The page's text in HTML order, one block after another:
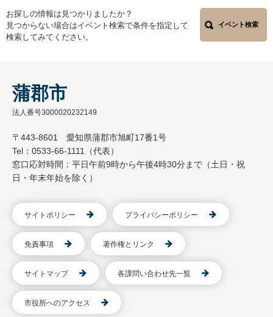
お探しの情報は見つかりましたか？
見つからない場合はイベント検索で条件を指定して
検索してみてください。
イベント検索
蒲郡市
法人番号3000020232149
〒443-8601 愛知県蒲郡市旭町17番1号
Tel：0533-66-1111（代表）
窓口応対時間：平日午前9時から午後4時30分まで（土日・祝
日・年末年始を除く）
サイトポリシー プライバシーポリシー
免責事項 著作権とリンク
サイトマップ 各課問い合わせ先一覧
市役所へのアクセス